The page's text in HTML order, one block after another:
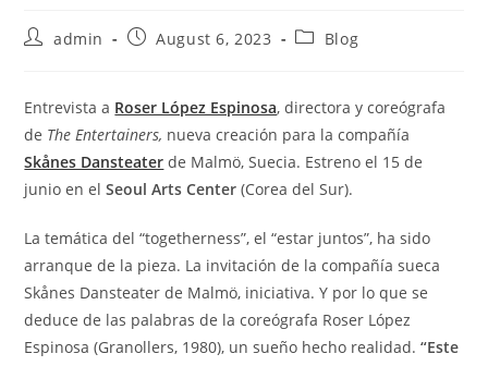
Postadmin
PostAugust 6, 2023
PostBlog
Entrevista a Roser López Espinosa, directora y coreógrafa
de The Entertainers, nueva creación para la compañía
Skånes Dansteater de Malmö, Suecia. Estreno el 15 de
junio en elSeoul Arts Center (Corea del Sur).
La temática del “togetherness”, el “estar juntos”, ha sido
arranque de la pieza. La invitación de la compañía sueca
Skånes Dansteater de Malmö, iniciativa. Y por lo que se
deduce de las palabras de la coreógrafa Roser López
Espinosa (Granollers, 1980), un sueño hecho realidad.“Este